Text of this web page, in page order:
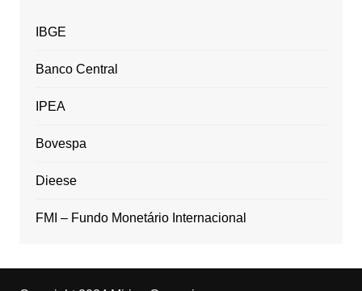
IBGE
Banco Central
IPEA
Bovespa
Dieese
FMI – Fundo Monetário Internacional